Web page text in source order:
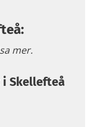
mer.
Skellefteå